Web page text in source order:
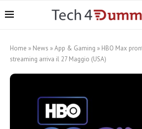
Home » News »App & Gaming » HBO Max
streaming arriva il 27 Maggio (USA)